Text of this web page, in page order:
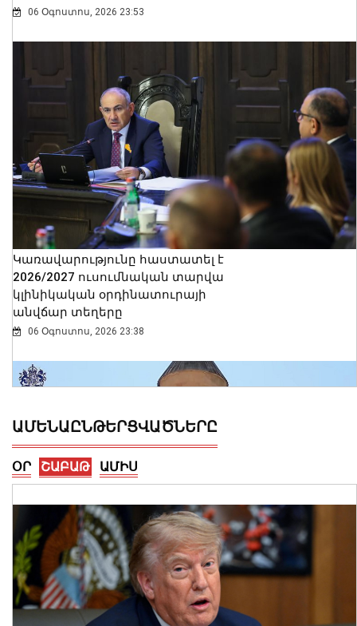
06 Օգոստոս, 2026 23:53
Կառավարությունը հաստատել է
2026/2027 ուսումնական տարվա
կլինիկական օրդինատուրայի
անվճար տեղերը
06 Օգոստոս, 2026 23:38
Ալեքսանդրա Քոուլը շարունակում է
բացահայտել Հայաստանը․ Մեծ
ԱՄԵՆԱԸՆԹԵՐՑՎԱԾՆԵՐԸ
ՕՐ ՇԱԲԱԹ ԱՄԻՍ